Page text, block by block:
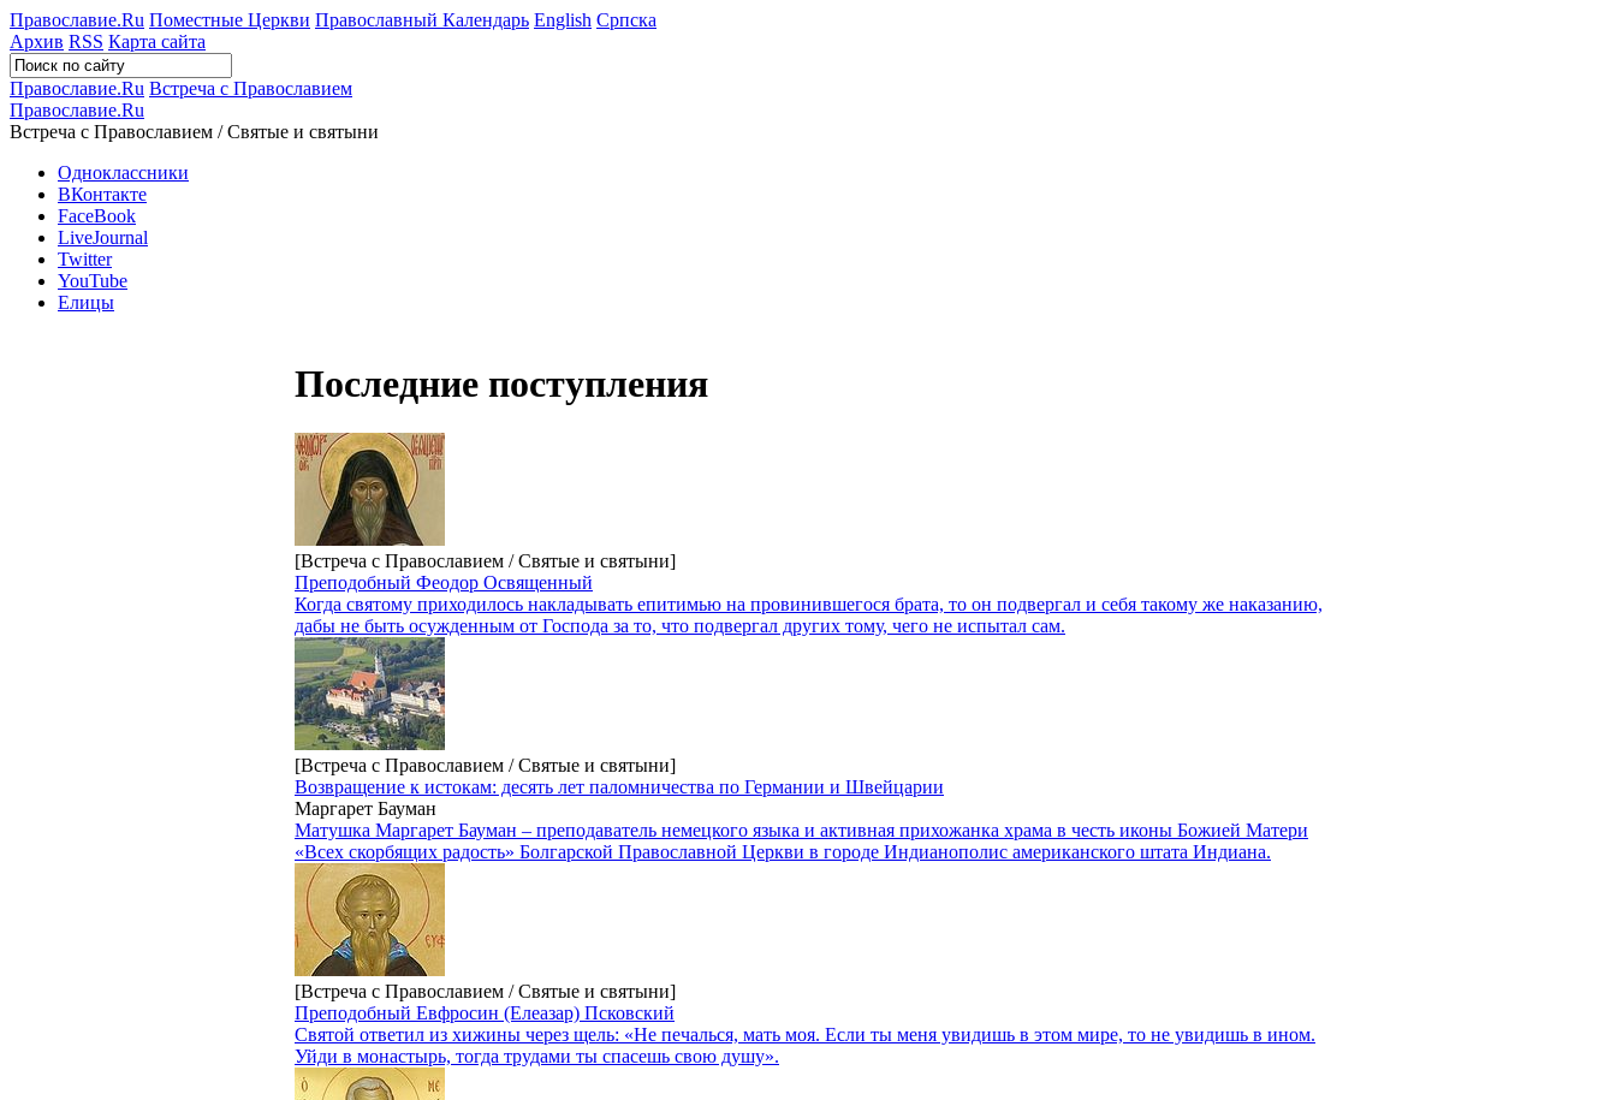
Православие.Ru Поместные Церкви Православный Календарь English Српска
Архив RSS Карта сайта
Православие.Ru Встреча с Православием
Православие.Ru
Встреча с Православием / Святые и святыни
Одноклассники
ВКонтакте
FaceBook
LiveJournal
Twitter
YouTube
Елицы
Последние поступления
[Встреча с Православием / Святые и святыни]
Преподобный Феодор Освященный
Когда святому приходилось накладывать епитимью на провинившегося брата, то он подвергал и себя такому же наказанию,
дабы не быть осужденным от Господа за то, что подвергал других тому, чего не испытал сам.
[Встреча с Православием / Святые и святыни]
Возвращение к истокам: десять лет паломничества по Германии и Швейцарии
Маргарет Бауман
Матушка Маргарет Бауман – преподаватель немецкого языка и активная прихожанка храма в честь иконы Божией Матери
«Всех скорбящих радость» Болгарской Православной Церкви в городе Индианополис американского штата Индиана.
[Встреча с Православием / Святые и святыни]
Преподобный Евфросин (Елеазар) Псковский
Святой ответил из хижины через щель: «Не печалься, мать моя. Если ты меня увидишь в этом мире, то не увидишь в ином.
Уйди в монастырь, тогда трудами ты спасешь свою душу».